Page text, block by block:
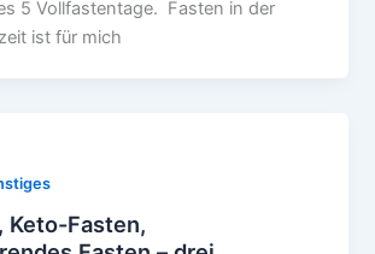
5 Vollfastentage. Fasten in der
ist für mich
Keto-Fasten,